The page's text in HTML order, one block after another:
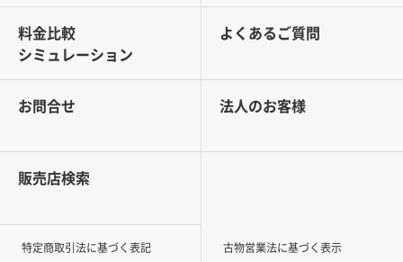
料金比較
シミュレーション
よくあるご質問
お問合せ 法人のお客様
販売店検索
特定商取引法に基づく表記 古物営業法に基づく表示